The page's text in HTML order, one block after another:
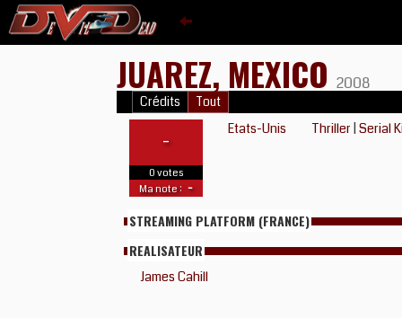
JUAREZ, MEXICO 2008
Crédits Tout
-
0 votes
Ma note : -
Etats-Unis Thriller |Serial
STREAMING PLATFORM (FRANCE)
REALISATEUR
James Cahill